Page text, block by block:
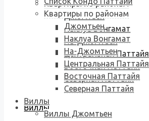
Квартиры по районам
Джомтьен
Наклуа Вонгамат
На-Джомтьен
Центральная Паттайя
Восточная Паттайя
Северная Паттайя
Виллы
Квартиры по районам
Джомтьен
Наклуа Вонгамат
На-Джомтьен
Центральная Паттайя
Восточная Паттайя
Северная Паттайя
Виллы
Виллы Джомтьен